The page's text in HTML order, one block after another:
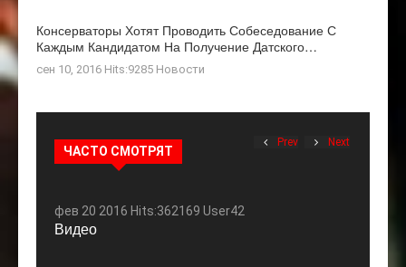
Консерваторы Хотят Проводить Собеседование С
Каждым Кандидатом На Получение Датского…
сен 10, 2016 Hits:9285 Новости
ЧАСТО СМОТРЯТ
Prev Next
фев 20 2016 Hits:362169 User42
Видео